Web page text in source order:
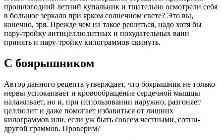
прошлогодний летний купальник и тщательно осмотрели себя
в большое зеркало при ярком солнечном свете? Это вы,
конечно, зря. Прежде чем на такое решиться, надо хотя бы
пару-тройку антицеллюлитных и похудательных ванн
принять и пару-тройку килограммов скинуть.
С боярышником
Автор данного рецепта утверждает, что боярышник не только
нервы успокаивает и кровообращение сердечной мышцы
налаживает, но и, при использовании наружно, разгоняет
целлюлит и даже помогает избавиться от лишних
килограммов или, если уж быть совсем честными, сотни-
другой граммов. Проверим?